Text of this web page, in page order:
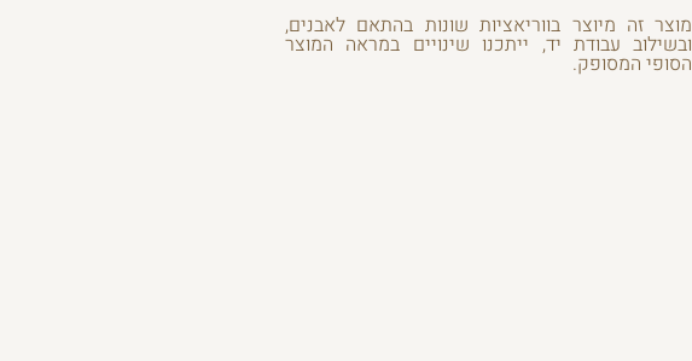
מוצר זה מיוצר בווריאציות שונות בהתאם לאבנים,
ובשילוב עבודת יד, ייתכנו שינויים במראה המוצר
הסופי המסופק.